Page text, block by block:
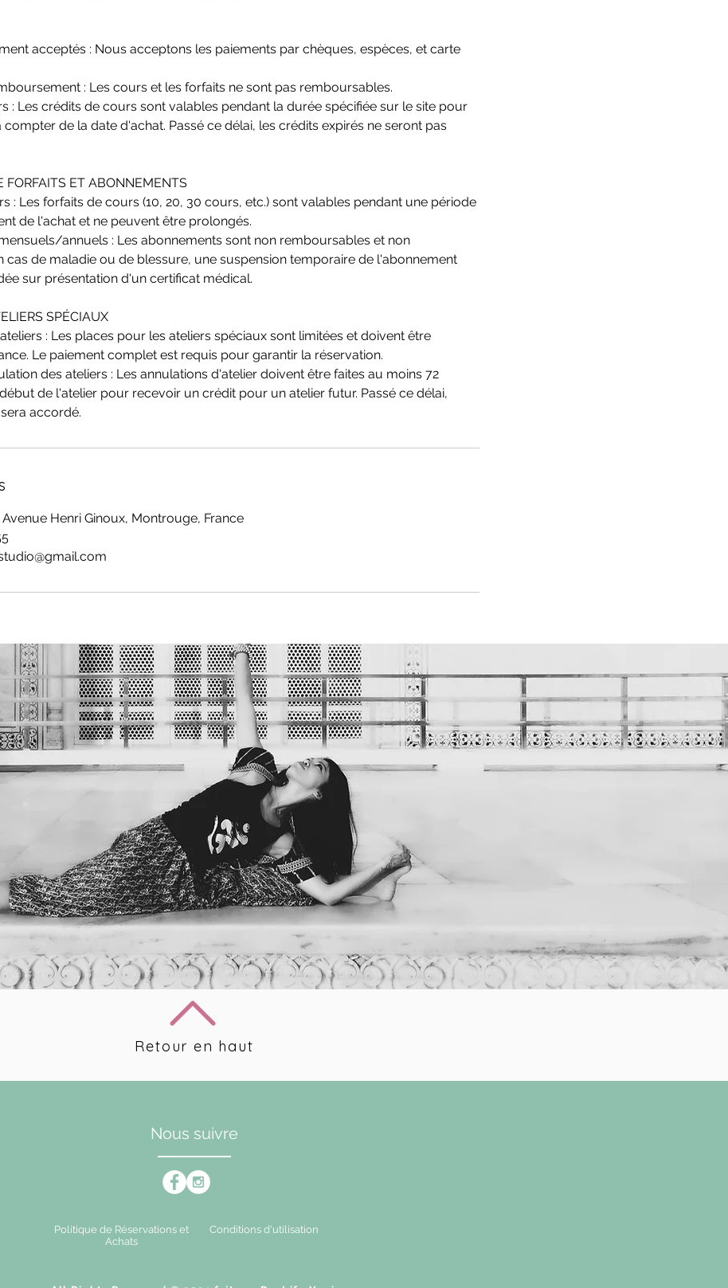
acceptés : Nous acceptons les paiements par chèques, espèces, et carte
: Les cours et les forfaits ne sont pas remboursables.
: Les crédits de cours sont valables pendant la durée spécifiée sur le site pour
de la date d'achat. Passé ce délai, les crédits expirés ne seront pas
FORFAITS ET ABONNEMENTS
: Les forfaits de cours (10, 20, 30 cours, etc.) sont valables pendant une période
de l'achat et ne peuvent être prolongés.
annuels : Les abonnements sont non remboursables et non
cas de maladie ou de blessure, une suspension temporaire de l'abonnement
sur présentation d'un certificat médical.
SPÉCIAUX
: Les places pour les ateliers spéciaux sont limitées et doivent être
Le paiement complet est requis pour garantir la réservation.
des ateliers : Les annulations d'atelier doivent être faites au moins 72
de l'atelier pour recevoir un crédit pour un atelier futur. Passé ce délai,
accordé.
Henri Ginoux, Montrouge, France
Retour en haut
Nous suivre
Politique de Réservations et
Achats
Conditions d'utilisation